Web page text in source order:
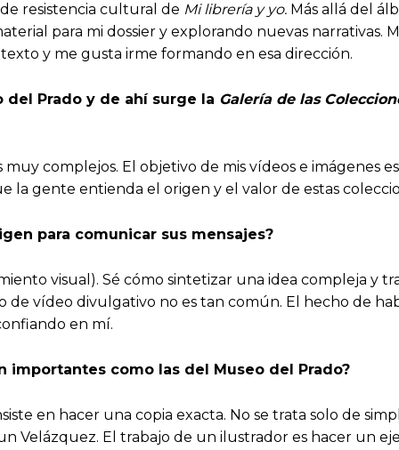
resistencia cultural de Mi librería y yo. Más allá del
para mi dossier y explorando nuevas narrativas.
y me gusta irme formando en esa dirección.
del Prado y de ahí surge la Galería de las
complejos. El objetivo de mis vídeos e imágenes
la gente entienda el origen y el valor de estas
para comunicar sus mensajes?
visual). Sé cómo sintetizar una idea compleja y
de vídeo divulgativo no es tan común. El hecho de
en mí.
como las del Museo del Prado?
en hacer una copia exacta. No se trata solo de
Velázquez. El trabajo de un ilustrador es hacer un